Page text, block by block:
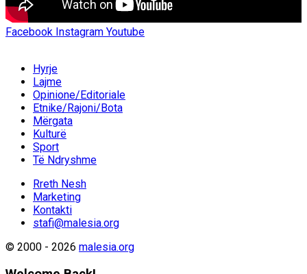
Facebook Instagram Youtube
Hyrje
Lajme
Opinione/Editoriale
Etnike/Rajoni/Bota
Mërgata
Kulturë
Sport
Të Ndryshme
Rreth Nesh
Marketing
Kontakti
stafi@malesia.org
© 2000 - 2026 malesia.org